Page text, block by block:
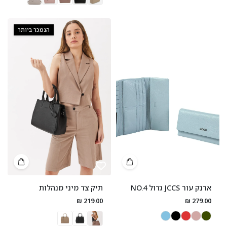
ארנק עור JCCS גדול NO.4
279.00 ₪
הנמכר ביותר
תיק צד מיני מנהלות
219.00 ₪